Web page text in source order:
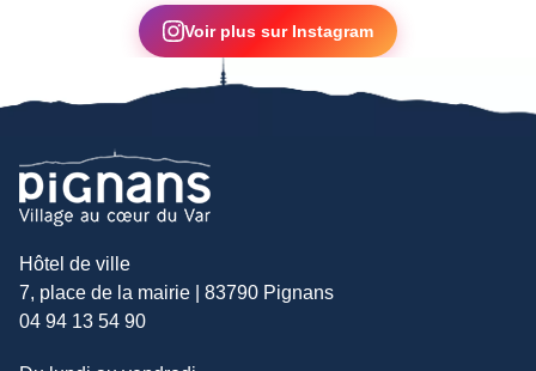
Voir plus sur Instagram
Hôtel de ville
7, place de la mairie | 83790 Pignans
04 94 13 54 90